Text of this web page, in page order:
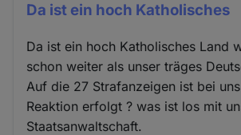
Da ist ein hoch Katholisches
Da ist ein hoch Katholisches Land
schon weiter als unser träges
Auf die 27 Strafanzeigen ist bei
Reaktion erfolgt ? was ist los mit
Staatsanwaltschaft.